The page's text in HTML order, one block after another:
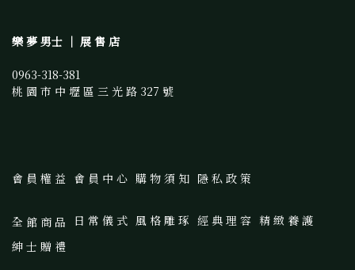
樂 夢 男士 ｜ 展 售 店
0963-318-381
桃 園 市 中 壢 區 三 光 路 327 號
會 員 權 益 會 員 中 心 購 物 須 知 隱 私 政 策
全 館 商 品 日 常 儀 式 風 格 雕 琢 經 典 理 容 精 緻 養 護
紳 士 贈 禮